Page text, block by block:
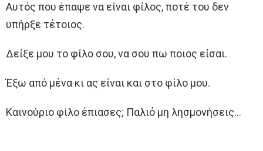
Αυτός που έπαψε να είναι φίλος, ποτέ του δεν
υπήρξε τέτοιος.
Δείξε μου το φίλο σου, να σου πω ποιος είσαι.
Έξω από μένα κι ας είναι και στο φίλο μου.
Καινούριο φίλο έπιασες; Παλιό μη λησμονήσεις…